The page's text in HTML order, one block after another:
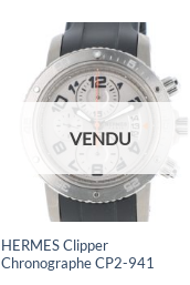
VENDU
HERMES Clipper
Chronographe CP2-941